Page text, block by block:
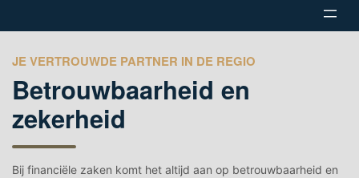
JE VERTROUWDE PARTNER IN DE REGIO
Betrouwbaarheid en
zekerheid
Bij financiële zaken komt het altijd aan op betrouwbaarheid en